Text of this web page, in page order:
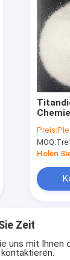
67 7
Preis:
MOQ:Treten
Zeit
uns mit Ihnen